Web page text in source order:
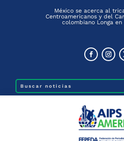
México se acerca al
Centroamericanos y del
colombiano Longa en